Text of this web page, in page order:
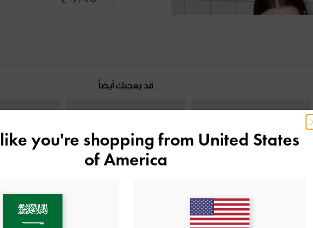
قد يعجبك آيضاً
you're shopping from United States
of America